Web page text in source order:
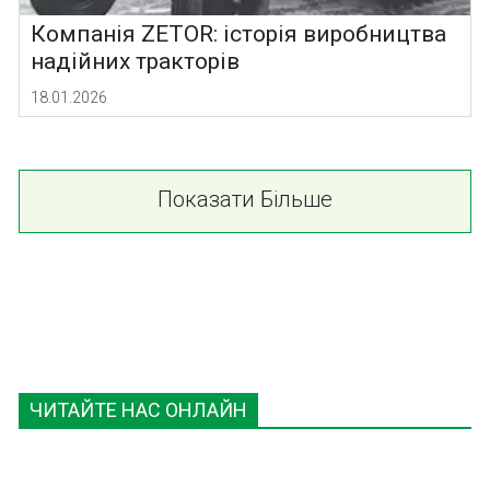
ЧИТАЙТЕ НАС ОНЛАЙН
Компанія ZETOR: історія виробництва
надійних тракторів
18.01.2026
Показати Більше